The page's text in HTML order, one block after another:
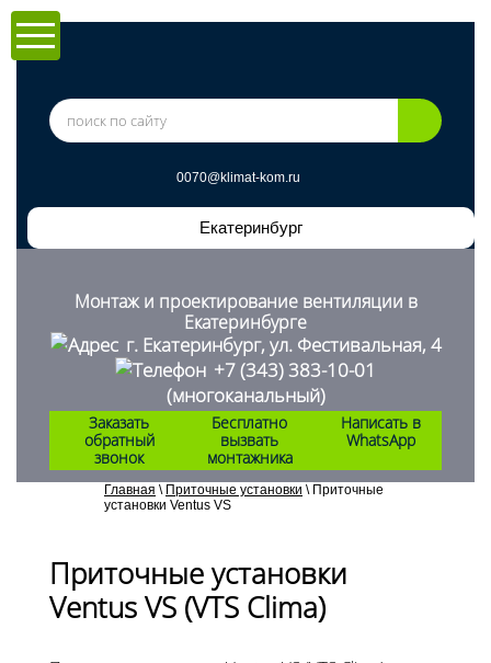
Монтаж и проектирование вентиляции в
Екатеринбурге
г. Екатеринбург, ул. Фестивальная, 4
+7 (343) 383-10-01
(многоканальный)
Заказать
обратный
звонок
Бесплатно
вызвать
монтажника
Написать в
WhatsApp
Главная \ Приточные установки \ Приточные
установки Ventus VS
Приточные установки
Ventus VS (VTS Clima)
0070@klimat-kom.ru
Екатеринбуpг